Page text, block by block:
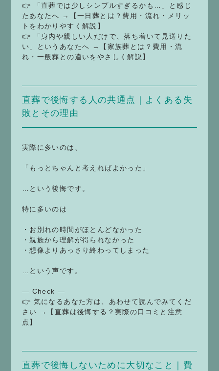
👉 「直葬では少しシンプルすぎるかも…」と感じ
たあなたへ →【一日葬とは？費用・流れ・メリッ
トをわかりやすく解説】
👉 「身内や親しい人だけで、落ち着いて見送りた
い」というあなたへ →【家族葬とは？費用・流
れ・一般葬との違いをやさしく解説】
直葬で後悔する人の共通点｜よくある失
敗とその理由
実際に多いのは、
「もっとちゃんと考えればよかった」
…という後悔です。
特に多いのは
・お別れの時間がほとんどなかった
・親族から理解が得られなかった
・想像よりあっさり終わってしまった
…という声です。
— Check —
👉 気になるあなた方は、あわせて読んでみてくだ
さい →【直葬は後悔する？実際の口コミと注意
点】
直葬で後悔しないために大切なこと｜費